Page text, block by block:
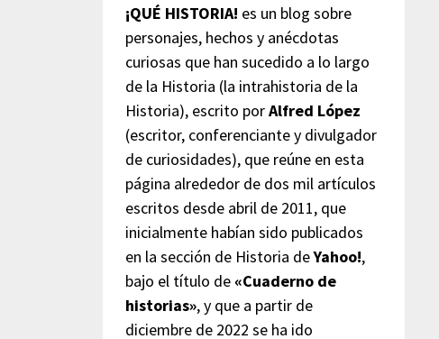
¡QUÉ HISTORIA! es un blog sobre
personajes, hechos y anécdotas
curiosas que han sucedido a lo largo
de la Historia (la intrahistoria de la
Historia), escrito porAlfred López
(escritor, conferenciante y divulgador
de curiosidades), que reúne en esta
página alrededor de dos mil artículos
escritos desde abril de 2011, que
inicialmente habían sido publicados
en la sección de Historia deYahoo!,
bajo el título de «Cuaderno de
historias», y que a partir de
diciembre de 2022 se ha ido